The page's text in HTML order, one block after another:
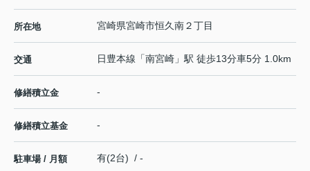
所在地 宮崎県宮崎市恒久南２丁目
交通 日豊本線 「南宮崎 」駅 徒歩13分車5分 1.0km
修繕積立金 -
修繕積立基金 -
駐車場 / 月額 有(2台) / -